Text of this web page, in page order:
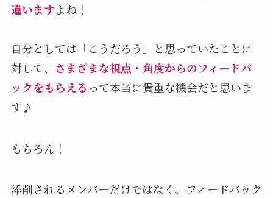
違いますよね！
自分としては「こうだろう」と思っていたことに
対して、 さまざまな視点・角度からのフィードバ
ックをもらえる って本当に貴重な機会だと思いま
す♪
もちろん！
添削されるメンバーだけではなく、フィードバック